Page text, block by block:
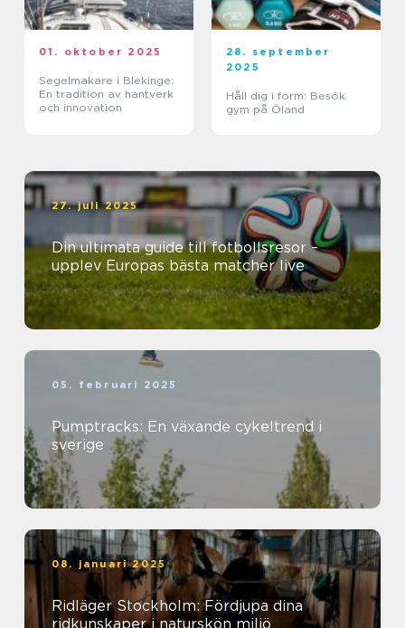
01. oktober 2025
Segelmakare i Blekinge:
En tradition av hantverk
och innovation
28. september
2025
Håll dig i form: Besök
gym på Öland
27. juli 2025
Din ultimata guide till fotbollsresor –
upplev Europas bästa matcher live
05. februari 2025
Pumptracks: En växande cykeltrend i
sverige
08. januari 2025
Ridläger Stockholm: Fördjupa dina
ridkunskaper i naturskön miljö